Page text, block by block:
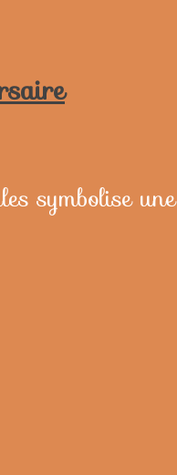
symbolise une